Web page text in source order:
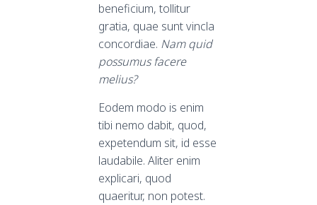
beneficium, tollitur
gratia, quae sunt vincla
concordiae. Nam quid
possumus facere
melius?
Eodem modo is enim
tibi nemo dabit, quod,
expetendum sit, id esse
laudabile. Aliter enim
explicari, quod
quaeritur, non potest.